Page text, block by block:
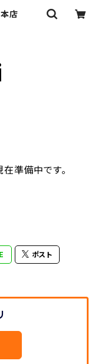
店
準備中です。
ポスト